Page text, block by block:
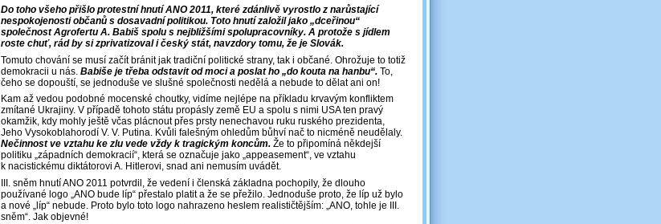
Do toho všeho přišlo protestní hnutí ANO 2011, které zdánlivě vyrostlo z narůstající
nespokojenosti občanů s dosavadní politikou. Toto hnutí založil jako „dceřinou“
společnost Agrofertu A. Babiš spolu s nejbližšími spolupracovníky. A protože s jídlem
roste chuť, rád by si zprivatizoval i český stát, navzdory tomu, že je Slovák.
Tomuto chování se musí začít bránit jak tradiční politické strany, tak i občané. Ohrožuje to totiž
demokracii u nás. Babiše je třeba odstavit od moci a poslat ho „do kouta na hanbu“. To,
čeho se dopouští, se jednoduše ve slušné společnosti nedělá a nebude to dělat ani on!
Kam až vedou podobné mocenské choutky, vidíme nejlépe na příkladu krvavým konfliktem
zmítané Ukrajiny. V případě tohoto státu propásly země EU a spolu s nimi USA ten pravý
okamžik, kdy mohly ještě včas plácnout přes prsty nenechavou ruku ruského prezidenta,
Jeho Vysokoblahorodí V. V. Putina. Kvůli falešným ohledům bůhví nač to nicméně neudělaly.
Nečinnost ve vztahu ke zlu vede vždy k tragickým koncům. Že to připomíná někdejší
politiku „západních demokracií“, která se označuje jako „appeasement“, ve vztahu
k nacistickému diktátorovi A. Hitlerovi, snad ani nemusím uvádět.
III. sněm hnutí ANO 2011 potvrdil, že vedení i členská základna pochopily, že dlouho
používané logo „ANO bude líp“ přestalo platit a že se přežilo. Jednoduše proto, že líp už bylo
a nové „líp“ nebude. Proto bylo toto logo nahrazeno heslem realističtějším: „ANO, tohle je III.
sněm“. Jak objevné!